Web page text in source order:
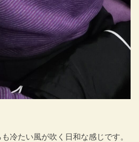
冷たい風が吹く日和な感じです。